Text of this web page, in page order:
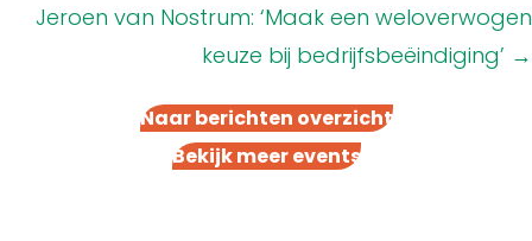
Jeroen van Nostrum: ‘Maak een weloverwogen
keuze bij bedrijfsbeëindiging’ →
Naar berichten overzicht
Bekijk meer events